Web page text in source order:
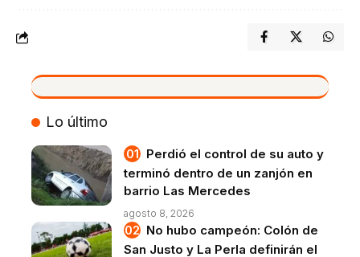
VIVO
Lo último
Perdió el control de su auto y
terminó dentro de un zanjón en
barrio Las Mercedes
agosto 8, 2026
No hubo campeón: Colón de
San Justo y La Perla definirán el